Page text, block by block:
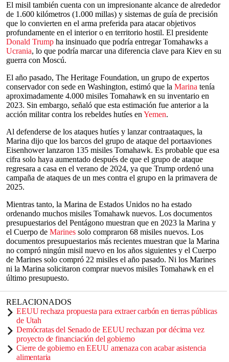
El misil también cuenta con un impresionante alcance de alrededor
de 1.600 kilómetros (1.000 millas) y sistemas de guía de precisión
que lo convierten en el arma preferida para atacar objetivos
profundamente en el interior o en territorio hostil. El presidente
Donald Trump ha insinuado que podría entregar Tomahawks a
Ucrania, lo que podría marcar una diferencia clave para Kiev en su
guerra con Moscú.
El año pasado, The Heritage Foundation, un grupo de expertos
conservador con sede en Washington, estimó que la Marina tenía
aproximadamente 4.000 misiles Tomahawk en su inventario en
2023. Sin embargo, señaló que esta estimación fue anterior a la
acción militar contra los rebeldes hutíes en Yemen.
Al defenderse de los ataques hutíes y lanzar contraataques, la
Marina dijo que los barcos del grupo de ataque del portaaviones
Eisenhower lanzaron 135 misiles Tomahawk. Es probable que esa
cifra solo haya aumentado después de que el grupo de ataque
regresara a casa en el verano de 2024, ya que Trump ordenó una
campaña de ataques de un mes contra el grupo en la primavera de
2025.
Mientras tanto, la Marina de Estados Unidos no ha estado
ordenando muchos misiles Tomahawk nuevos. Los documentos
presupuestarios del Pentágono muestran que en 2023 la Marina y
el Cuerpo de Marines solo compraron 68 misiles nuevos. Los
documentos presupuestarios más recientes muestran que la Marina
no compró ningún misil nuevo en los años siguientes y el Cuerpo
de Marines solo compró 22 misiles el año pasado. Ni los Marines
ni la Marina solicitaron comprar nuevos misiles Tomahawk en el
último presupuesto.
RELACIONADOS
EEUU rechaza propuesta para extraer carbón en tierras públicas
de Utah
Demócratas del Senado de EEUU rechazan por décima vez
proyecto de financiación del gobierno
Cierre de gobierno en EEUU amenaza con acabar asistencia
alimentaria